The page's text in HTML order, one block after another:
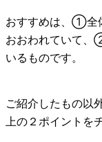
おすすめは、 ①全
おおわれていて 、
いる ものです。
ご紹介したもの以
上の２ポイントを